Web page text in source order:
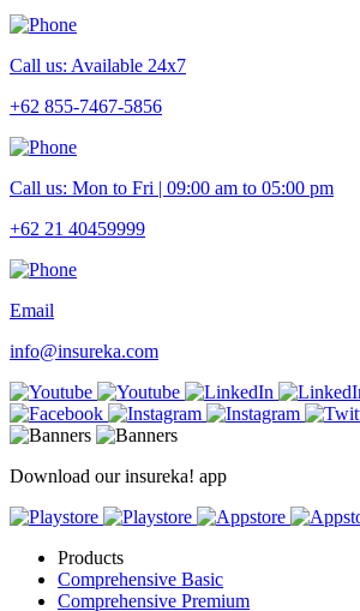
Call us: Available 24x7
+62 855-7467-5856
Call us: Mon to Fri | 09:00 am to 05:00 pm
+62 21 40459999
Email
info@insureka.com
Download our insureka! app
Products
Comprehensive Basic
Comprehensive Premium